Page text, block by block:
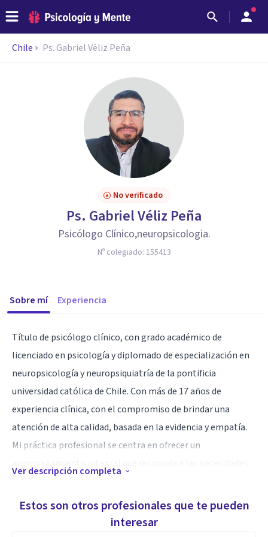
Chile Ps. Gabriel Véliz Peña
No verificado
Ps. Gabriel Véliz Peña
Psicólogo Clínico,neuropsicologia.
Nº colegiado: 155413
Sobre mí Experiencia
Título de psicólogo clínico, con grado académico de
licenciado en psicología y diplomado de especialización en
neuropsicología y neuropsiquiatría de la pontificia
universidad católica de Chile. Con más de 17 años de
experiencia clínica, con el compromiso de brindar una
atención de alta calidad, basada en la evidencia y empatía.
Mi práctica profesional se centra en ofrecer un
recuperación emocional y el fortalecimiento de su salud
Ver descripción completa
Estos son otros profesionales que te pueden
interesar